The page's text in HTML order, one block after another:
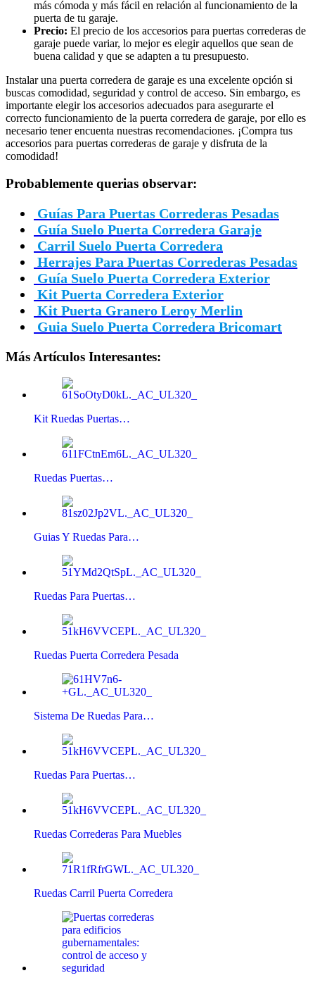
más cómoda y más fácil en relación al funcionamiento de la
puerta de tu garaje.
Precio: El precio de los accesorios para puertas correderas de
garaje puede variar, lo mejor es elegir aquellos que sean de
buena calidad y que se adapten a tu presupuesto.
Instalar una puerta corredera de garaje es una excelente opción si
buscas comodidad, seguridad y control de acceso. Sin embargo, es
importante elegir los accesorios adecuados para asegurarte el
correcto funcionamiento de la puerta corredera de garaje, por ello es
necesario tener encuenta nuestras recomendaciones. ¡Compra tus
accesorios para puertas correderas de garaje y disfruta de la
comodidad!
Probablemente querias observar:
Guías Para Puertas Correderas Pesadas
Guía Suelo Puerta Corredera Garaje
Carril Suelo Puerta Corredera
Herrajes Para Puertas Correderas Pesadas
Guía Suelo Puerta Corredera Exterior
Kit Puerta Corredera Exterior
Kit Puerta Granero Leroy Merlin
Guia Suelo Puerta Corredera Bricomart
Más Artículos Interesantes:
Kit Ruedas Puertas…
Ruedas Puertas…
Guias Y Ruedas Para…
Ruedas Para Puertas…
Ruedas Puerta Corredera Pesada
Sistema De Ruedas Para…
Ruedas Para Puertas…
Ruedas Correderas Para Muebles
Ruedas Carril Puerta Corredera